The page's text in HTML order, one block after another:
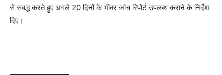
से सबद्ध करते हुए अगले 20 दिनों के भीतर जांच रिपोर्ट उपलब्ध कराने के निर्देश
दिए।